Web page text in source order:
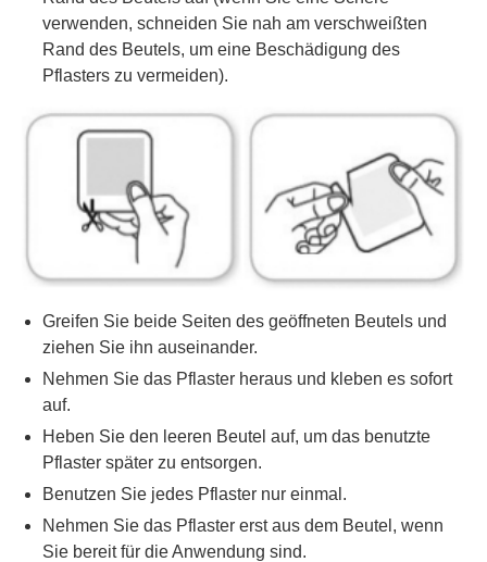
verwenden, schneiden Sie nah am verschweißten
Rand des Beutels, um eine Beschädigung des
Pflasters zu vermeiden).
Greifen Sie beide Seiten des geöffneten Beutels und
ziehen Sie ihn auseinander.
Nehmen Sie das Pflaster heraus und kleben es sofort
auf.
Heben Sie den leeren Beutel auf, um das benutzte
Pflaster später zu entsorgen.
Benutzen Sie jedes Pflaster nur einmal.
Nehmen Sie das Pflaster erst aus dem Beutel, wenn
Sie bereit für die Anwendung sind.